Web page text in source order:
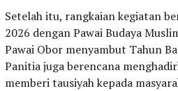
Setelah itu, rangkaian kegiatan
2026 dengan Pawai Budaya
Pawai Obor menyambut Tahun
Panitia juga berencana
memberi tausiyah kepada